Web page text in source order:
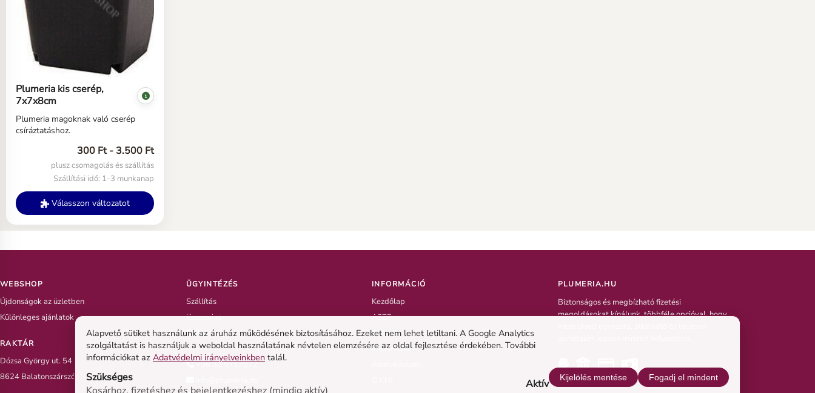
Plumeria kis cserép,
7x7x8cm
Plumeria magoknak való cserép
csíráztatáshoz.
300 Ft - 3.500 Ft
plusz csomagolás és szállítás
Szállítási idő: 1-3 munkanap
Válasszon változatot
WEBSHOP
Újdonságok az üzletben
Különleges ajánlatok
RAKTÁR
Dózsa György ut. 54
8624 Balatonszárszó
ÜGYINTÉZÉS
Szállítás
Kapcsolat
Elállási jog
+36 30 9717072
INFORMÁCIÓ
Kezdőlap
ASZF
Rólunk
Impresszum
PLUMERIA.HU
Biztonságos és megbízható fizetési
megoldásokat kínálunk, többféle opcióval, hogy
Alapvető sütiket használunk az áruház működésének biztosításához. Ezeket nem lehet letiltani. A Google Analytics
szolgáltatást is használjuk a weboldal használatának névtelen elemzésére az oldal fejlesztése érdekében. További
információkat az Adatvédelmi irányelveinkben talál.
Szükséges
Aktív Kijelölés mentése Fogadj el mindent